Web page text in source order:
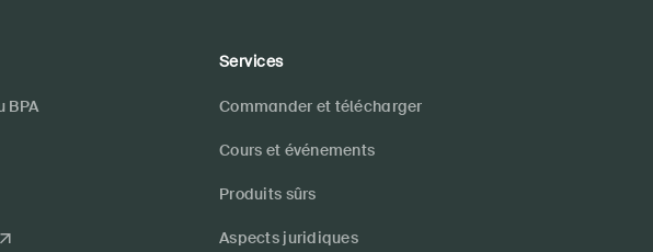
BPA
Services
Commander et télécharger
Cours et événements
Produits sûrs
Aspects juridiques